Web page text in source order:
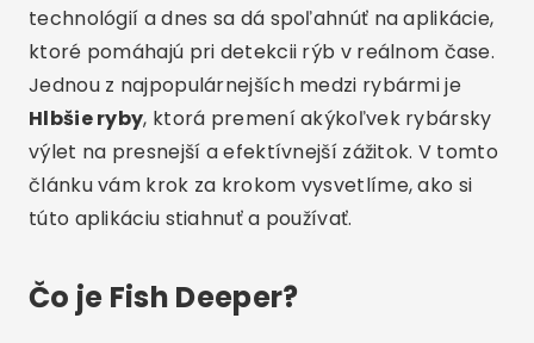
technológií a dnes sa dá spoľahnúť na aplikácie,
ktoré pomáhajú pri detekcii rýb v reálnom čase.
Jednou z najpopulárnejších medzi rybármi je
Hlbšie ryby, ktorá premení akýkoľvek rybársky
výlet na presnejší a efektívnejší zážitok. V tomto
článku vám krok za krokom vysvetlíme, ako si
túto aplikáciu stiahnuť a používať.
Čo je Fish Deeper?